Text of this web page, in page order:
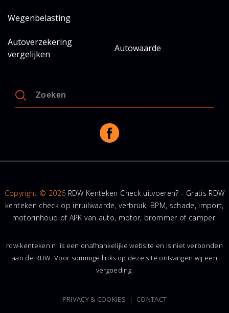
Wegenbelasting
Autoverzekering
vergelijken
Autowaarde
Copyright © 2026 RDW Kenteken Check uitvoeren? - Gratis RDW
kenteken check op inruilwaarde, verbruik, BPM, schade, import,
motorinhoud of APK van auto, motor, brommer of camper.
rdw-kenteken.nl is een onafhankelijke website en is niet verbonden
aan de RDW. Voor sommige links op deze site ontvangen wij een
vergoeding.
PRIVACY & COOKIES | CONTACT